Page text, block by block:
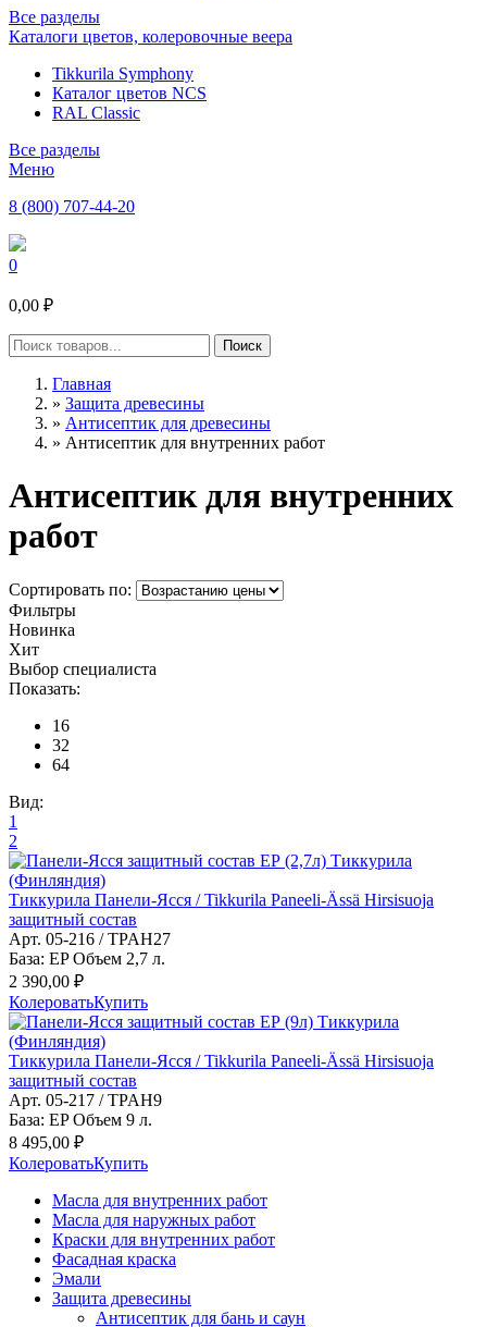
Все разделы
Каталоги цветов, колеровочные веера
Tikkurila Symphony
Каталог цветов NCS
RAL Classic
Все разделы
Меню
8 (800) 707-44-20
0
0,00 ₽
Главная
» Защита древесины
» Антисептик для древесины
» Антисептик для внутренних работ
Антисептик для внутренних
работ
Сортировать по:
Фильтры
Новинка
Хит
Выбор специалиста
Показать:
16
32
64
Вид:
1
2
Тиккурила Панели-Ясся / Tikkurila Paneeli-Ässä Hirsisuoja
защитный состав
Арт. 05-216 / TPAH27
База: EP Объем 2,7 л.
2 390,00 ₽
КолероватьКупить
Тиккурила Панели-Ясся / Tikkurila Paneeli-Ässä Hirsisuoja
защитный состав
Арт. 05-217 / TPAH9
База: EP Объем 9 л.
8 495,00 ₽
КолероватьКупить
Масла для внутренних работ
Масла для наружных работ
Краски для внутренних работ
Фасадная краска
Эмали
Защита древесины
Антисептик для бань и саун